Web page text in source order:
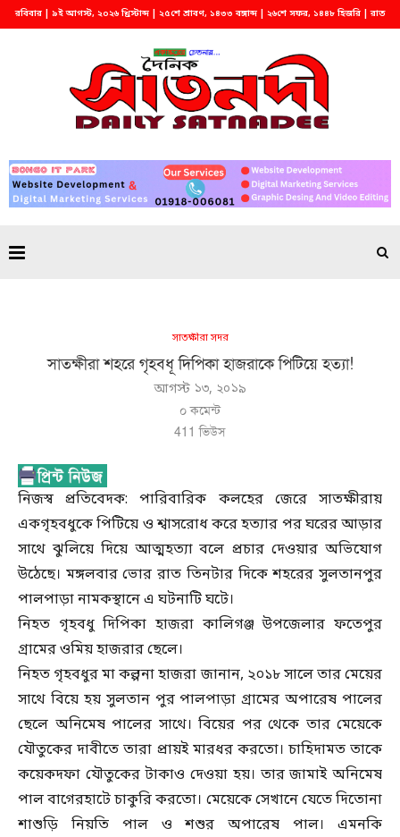
রবিবার | ৯ই আগস্ট, ২০২৬ খ্রিস্টাব্দ | ২৫শে শ্রাবণ, ১৪৩৩ বঙ্গাব্দ | ২৬শে সফর, ১৪৪৮ হিজরি | রাত
সাতক্ষীরা সদর
সাতক্ষীরা শহরে গৃহবধূ দিপিকা হাজরাকে পিটিয়ে হত্যা!
আগস্ট ১৩, ২০১৯
০ কমেন্ট
411 ভিউস
নিজস্ব প্রতিবেদক: পারিবারিক কলহের জেরে সাতক্ষীরায়
একগৃহবধুকে পিটিয়ে ও শ্বাসরোধ করে হত্যার পর ঘরের আড়ার
সাথে ঝুলিয়ে দিয়ে আত্মহত্যা বলে প্রচার দেওয়ার অভিযোগ
উঠেছে। মঙ্গলবার ভোর রাত তিনটার দিকে শহরের সুলতানপুর
পালপাড়া নামকস্থানে এ ঘটনাটি ঘটে।
নিহত গৃহবধু দিপিকা হাজরা কালিগঞ্জ উপজেলার ফতেপুর
গ্রামের ওমিয় হাজরার ছেলে।
নিহত গৃহবধুর মা কল্পনা হাজরা জানান, ২০১৮ সালে তার মেয়ের
সাথে বিয়ে হয় সুলতান পুর পালপাড়া গ্রামের অপারেষ পালের
ছেলে অনিমেষ পালের সাথে। বিয়ের পর থেকে তার মেয়েকে
যৌতুকের দাবীতে তারা প্রায়ই মারধর করতো। চাহিদামত তাকে
কয়েকদফা যৌতুকের টাকাও দেওয়া হয়। তার জামাই অনিমেষ
পাল বাগেরহাটে চাকুরি করতো। মেয়েকে সেখানে যেতে দিতোনা
শাশুড়ি নিয়তি পাল ও শশুর অপারেষ পাল। এমনকি